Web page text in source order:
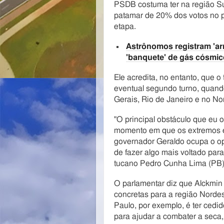
a
g
e
m
o
n
PSDB costuma ter na região
patamar de 20% dos votos no
etapa.
Astrônomos registram
'banquete' de gás
Ele acredita, no entanto, que
eventual segundo turno,
Gerais, Rio de Janeiro e no
"O principal obstáculo que eu
momento em que os
governador Geraldo ocupa o
de fazer algo mais voltado
tucano Pedro Cunha Lima
O parlamentar diz que
concretas para a região
Paulo, por exemplo, é ter
para ajudar a combater a